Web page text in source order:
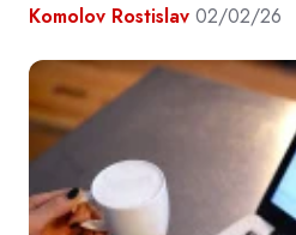
Komolov Rostislav 02/02/26